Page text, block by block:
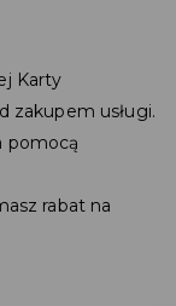
Karty
zakupem usługi.
pomocą
rabat na